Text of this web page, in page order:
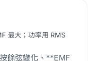
最大；功率用 RMS
餘弦變化、**EMF